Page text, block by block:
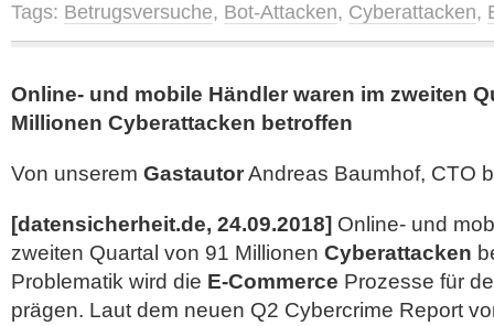
Tags: Betrugsversuche, Bot-Attacken, Cyberattacken,
Online- und mobile Händler waren im zweiten
Millionen Cyberattacken betroffen
Von unserem GastautorAndreas Baumhof, CTO
[datensicherheit.de, 24.09.2018] Online- und
zweiten Quartal von 91 Millionen Cyberattacken
Problematik wird die E-Commerce Prozesse für
prägen. Laut dem neuen Q2 Cybercrime Report